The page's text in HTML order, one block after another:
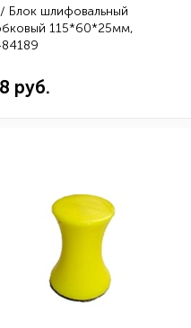
Блок шлифовальный
115*60*25мм,
руб.